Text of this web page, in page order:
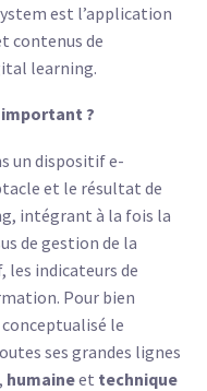
est l’application
contenus de
learning.
important ?
un dispositif e-
et le résultat de
intégrant à la fois la
de gestion de la
indicateurs de
Pour bien
conceptualisé le
ses grandes lignes
, humaineet technique